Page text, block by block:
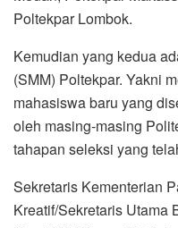
Poltekpar Lombok.
Kemudian yang kedua
(SMM) Poltekpar. Yakni
mahasiswa baru yang
oleh masing-masing
tahapan seleksi yang
Sekretaris Kementerian
Kreatif/Sekretaris Utama